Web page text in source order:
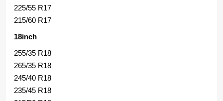
225/55 R17
215/60 R17
18inch
255/35 R18
265/35 R18
245/40 R18
235/45 R18